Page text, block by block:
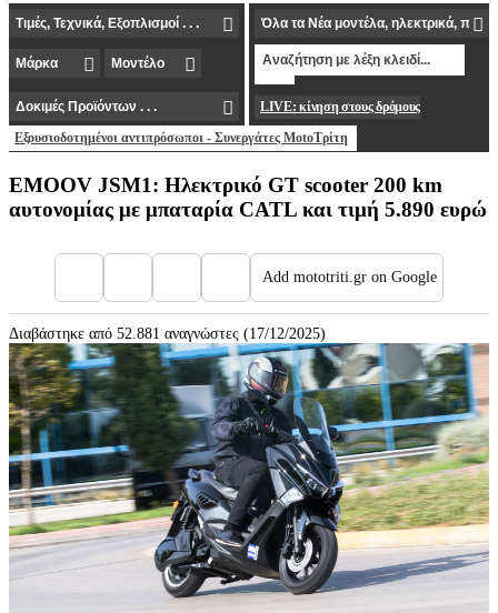
LIVE: κίνηση στους δρόμους
Εξουσιοδοτημένοι αντιπρόσωποι - Συνεργάτες MotoΤρίτη
EMOOV JSM1: Ηλεκτρικό GT scooter 200 km
αυτονομίας με μπαταρία CATL και τιμή 5.890 ευρώ
Add mototriti.gr on Google
Διαβάστηκε από 52.881 αναγνώστες (17/12/2025)